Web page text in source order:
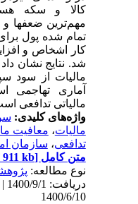
کالا و سکه
مهم‌ترین ضعف­ها و
تمام شده پول
کار اشخاص و
شد. نتایج نشان داد
مالیات از سود
آماری تهاجمی
مالیاتی تدافعی
واژه‌های کلیدی:سود
مالیات،معافیت
تدافعی،سازمان
متن کامل[PDF 911 kb]
نوع مطالعه:
1400/6/10